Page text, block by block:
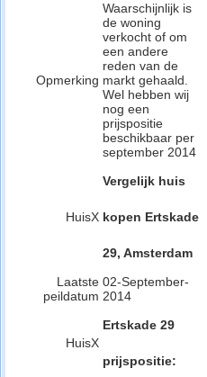
Opmerking
Waarschijnlijk is
de woning
verkocht of om
een andere
reden van de
markt gehaald.
Wel hebben wij
nog een
prijspositie
beschikbaar per
september 2014
HuisX
Vergelijk huis
kopen Ertskade
29, Amsterdam
Laatste
peildatum
02-September-
2014
HuisX
Ertskade 29
prijspositie: